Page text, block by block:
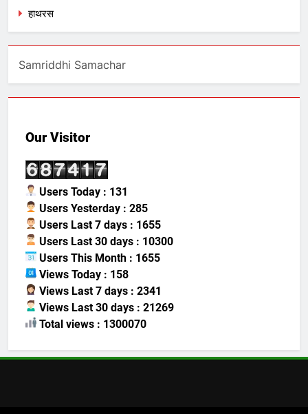
हाथरस
Samriddhi Samachar
Our Visitor
Users Today : 131
Users Yesterday : 285
Users Last 7 days : 1655
Users Last 30 days : 10300
Users This Month : 1655
Views Today : 158
Views Last 7 days : 2341
Views Last 30 days : 21269
Total views : 1300070